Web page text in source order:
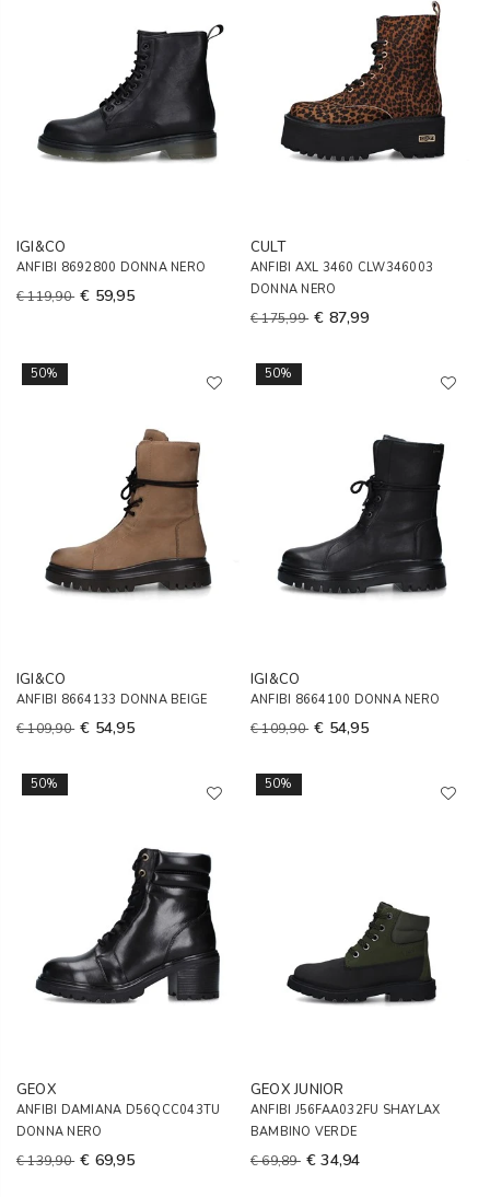
IGI&CO
ANFIBI 8692800 DONNA NERO
€ 119,90 € 59,95
CULT
ANFIBI AXL 3460 CLW346003
DONNA NERO
€ 175,99 € 87,99
50%
IGI&CO
ANFIBI 8664133 DONNA BEIGE
€ 109,90 € 54,95
50%
IGI&CO
ANFIBI 8664100 DONNA NERO
€ 109,90 € 54,95
50%
GEOX
ANFIBI DAMIANA D56QCC043TU
DONNA NERO
€ 139,90 € 69,95
50%
GEOX JUNIOR
ANFIBI J56FAA032FU SHAYLAX
BAMBINO VERDE
€ 69,89 € 34,94